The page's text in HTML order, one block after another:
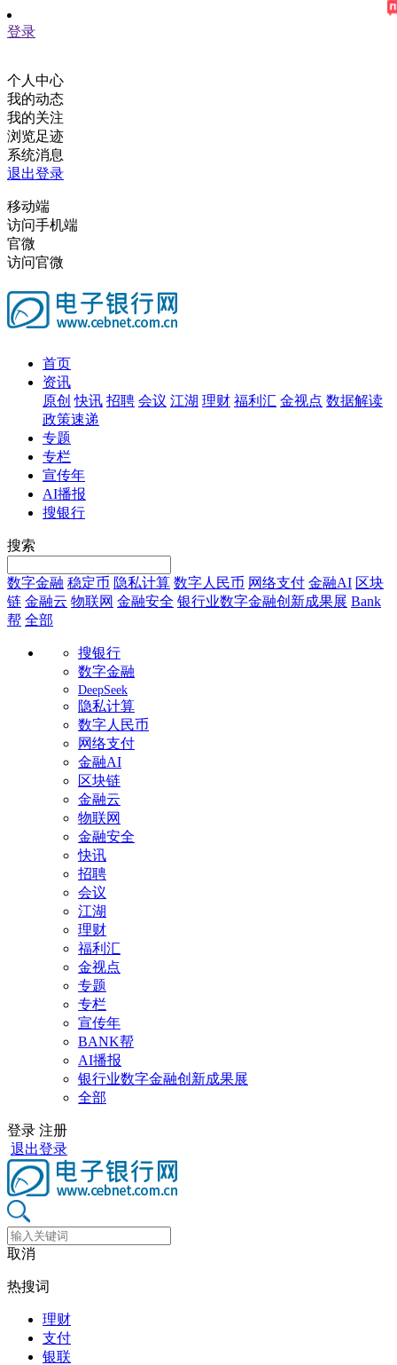
登录
个人中心
我的动态
我的关注
浏览足迹
系统消息
退出登录
移动端
访问手机端
官微
访问官微
首页
资讯
原创 快讯 招聘 会议 江湖 理财 福利汇 金视点 数据解读
政策速递
专题
专栏
宣传年
AI播报
搜银行
搜索
数字金融 稳定币 隐私计算 数字人民币 网络支付 金融AI 区块
链 金融云 物联网 金融安全 银行业数字金融创新成果展 Bank
帮 全部
搜银行
数字金融
DeepSeek
隐私计算
数字人民币
网络支付
金融AI
区块链
金融云
物联网
金融安全
快讯
招聘
会议
江湖
理财
福利汇
金视点
专题
专栏
宣传年
BANK帮
AI播报
银行业数字金融创新成果展
全部
登录 注册
退出登录
取消
热搜词
理财
支付
银联